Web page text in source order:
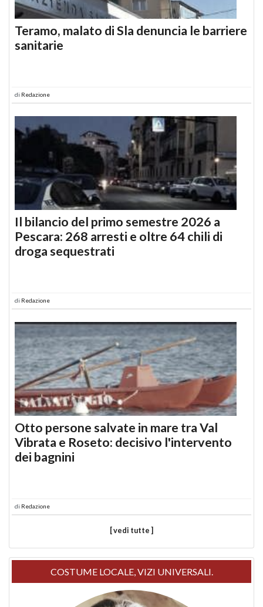
Teramo, malato di Sla denuncia le barriere
sanitarie
di Redazione
Il bilancio del primo semestre 2026 a
Pescara: 268 arresti e oltre 64 chili di
droga sequestrati
di Redazione
Otto persone salvate in mare tra Val
Vibrata e Roseto: decisivo l'intervento
dei bagnini
di Redazione
[ vedi tutte ]
COSTUME LOCALE, VIZI UNIVERSALI.